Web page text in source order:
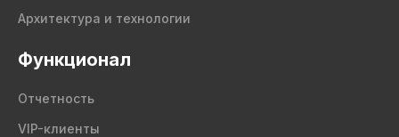
Архитектура и технологии
Функционал
Отчетность
VIP-клиенты